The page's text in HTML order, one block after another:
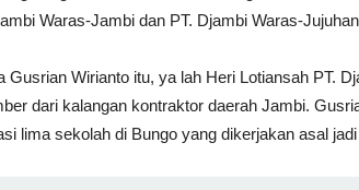
Waras-Jambi dan PT. Djambi Waras-
Gusrian Wirianto itu, ya lah Heri Lotiansah PT.
dari kalangan kontraktor daerah Jambi.
lima sekolah di Bungo yang dikerjakan asal